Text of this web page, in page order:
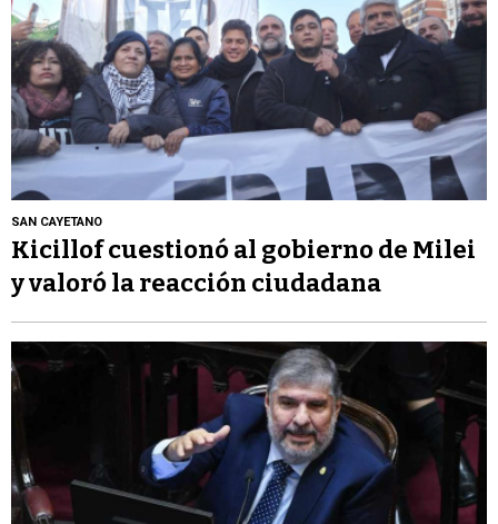
SAN CAYETANO
Kicillof cuestionó al gobierno de Milei
y valoró la reacción ciudadana